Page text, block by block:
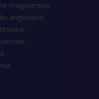
magisterskie
angielskim